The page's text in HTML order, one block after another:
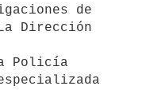
Dirección